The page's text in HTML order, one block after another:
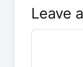
Leave
Comment